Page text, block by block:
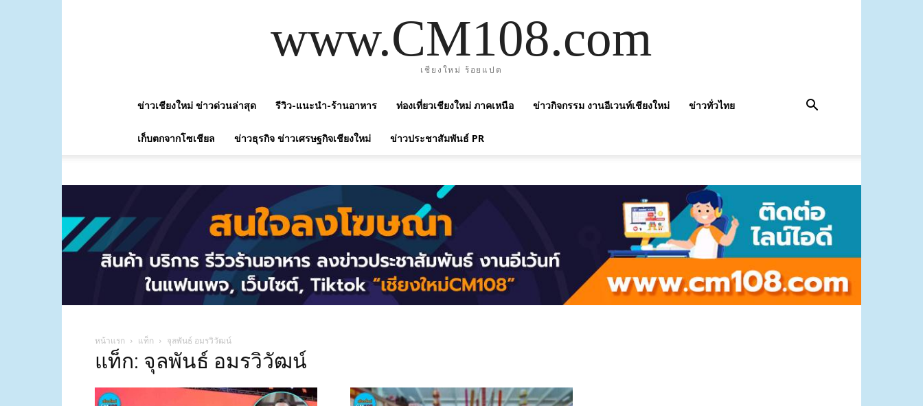
www.CM108.com
เชียงใหม่ ร้อยแปด
ข่าวเชียงใหม่ ข่าวด่วนล่าสุด รีวิว-แนะนำ-ร้านอาหาร ท่องเที่ยวเชียงใหม่ ภาคเหนือ ข่าวกิจกรรม งานอีเวนท์เชียงใหม่ ข่าวทั่วไทย
เก็บตกจากโซเชียล ข่าวธุรกิจ ข่าวเศรษฐกิจเชียงใหม่ ข่าวประชาสัมพันธ์ PR
หน้าแรก แท็ก จุลพันธ์ อมรวิวัฒน์
แท็ก: จุลพันธ์ อมรวิวัฒน์